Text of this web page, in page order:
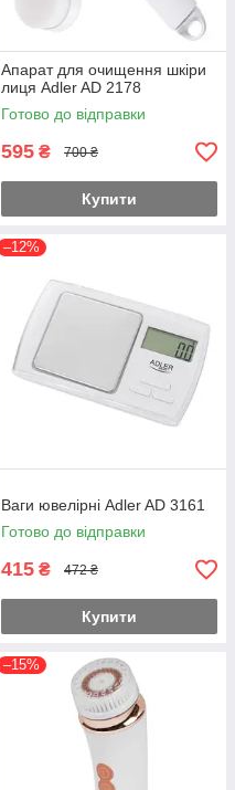
Апарат для очищення шкіри
лиця Adler AD 2178
Готово до відправки
595 ₴ 700 ₴
Купити
–12%
Ваги ювелірні Adler AD 3161
Готово до відправки
415 ₴ 472 ₴
Купити
–15%